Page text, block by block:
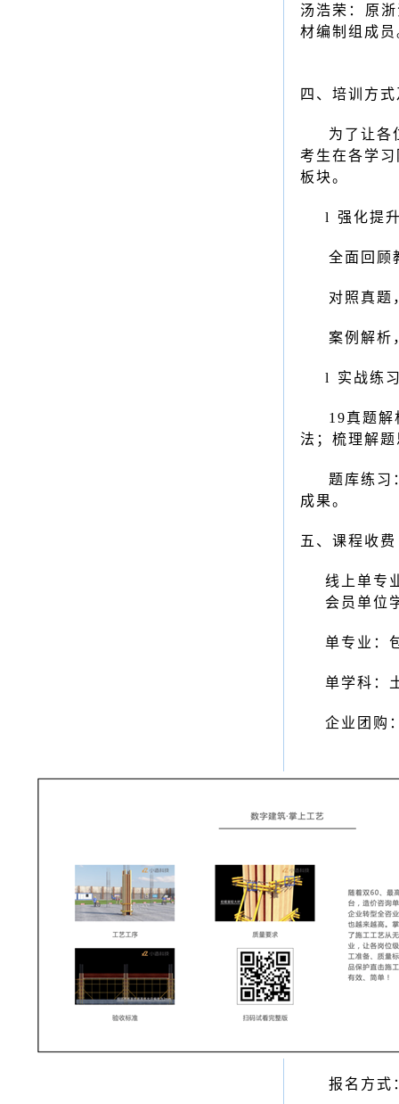
汤浩荣：原
材编制组成员
四、 培训方
为了让各
考生在各学
板块。
l 强化提
全面回顾
对照真题
案例解析
l 实战练
19真题解
法；梳理解
题库练习
成果。
五、课程收费
线上 单专
会员单位
单专业：
单学科：
企业团购
报名方式